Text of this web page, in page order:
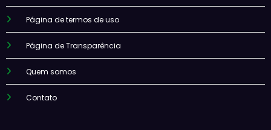
Página de termos de uso
Página de Transparência
Quem somos
Contato